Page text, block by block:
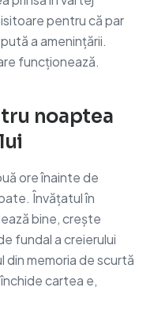
pentru că par
a amenințării.
funcționează.
noaptea
ore înainte de
Învățatul în
bine, crește
fundal a creierului
din memoria de scurtă
cartea e,